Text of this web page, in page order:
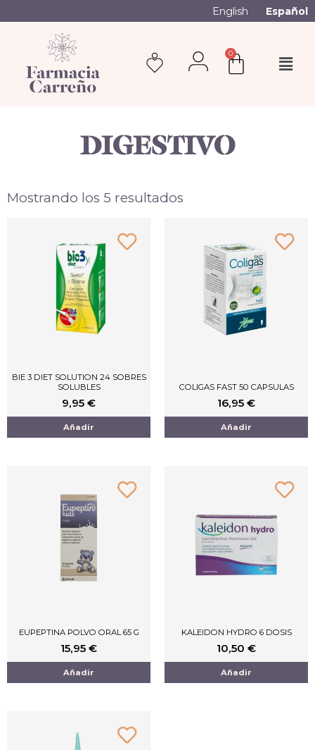
English Español
0
DIGESTIVO
Mostrando los 5 resultados
BIE 3 DIET SOLUTION 24 SOBRES
SOLUBLES
9,95 €
Añadir
COLIGAS FAST 50 CAPSULAS
16,95 €
Añadir
EUPEPTINA POLVO ORAL 65 G
15,95 €
Añadir
KALEIDON HYDRO 6 DOSIS
10,50 €
Añadir